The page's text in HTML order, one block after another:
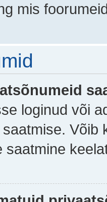
mis
loginud või
Võib
saatmine